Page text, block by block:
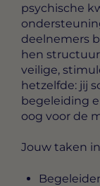
psychische
deelnemers
hen
veilige,
hetzelfde: jij
begeleiding
oog voor de
Jouw taken